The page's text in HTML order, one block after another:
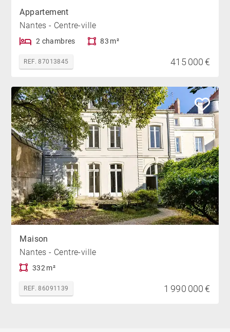
Appartement
Nantes - Centre-ville
2 chambres 83 m²
REF. 87013845 415 000 €
Maison
Nantes - Centre-ville
332 m²
REF. 86091139 1 990 000 €